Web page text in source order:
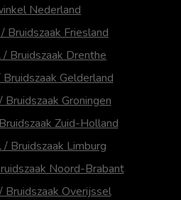
Nederland
Bruidszaak Friesland
Bruidszaak Drenthe
Gelderland
Groningen
Zuid-Holland
Bruidszaak Limburg
Noord-Brabant
Bruidszaak Overijssel